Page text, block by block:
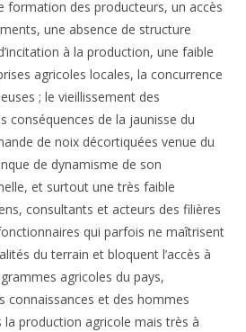
formation des producteurs, un accès
une absence de structure
à la production, une faible
agricoles locales, la concurrence
; le vieillissement des
conséquences de la jaunisse du
de noix décortiquées venue du
de dynamisme de son
et surtout une très faible
consultants et acteurs des filières
qui parfois ne maîtrisent
du terrain et bloquent l’accès à
agricoles du pays,
connaissances et des hommes
la production agricole mais très à